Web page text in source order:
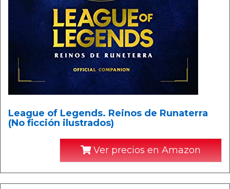
League of Legends. Reinos de Runaterra
(No ficción ilustrados)
Ver precios en Amazon